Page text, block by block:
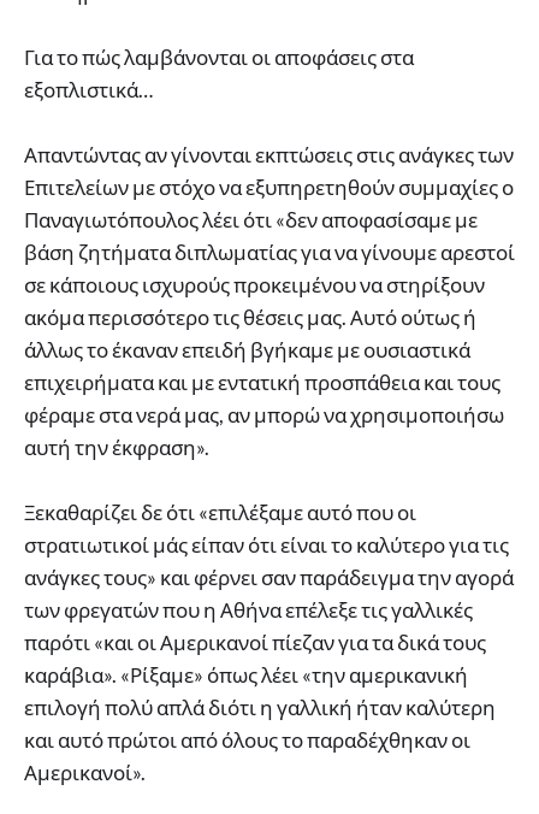
Για το πώς λαμβάνονται οι αποφάσεις στα
εξοπλιστικά…
Απαντώντας αν γίνονται εκπτώσεις στις ανάγκες των
Επιτελείων με στόχο να εξυπηρετηθούν συμμαχίες ο
Παναγιωτόπουλος λέει ότι «δεν αποφασίσαμε με
βάση ζητήματα διπλωματίας για να γίνουμε αρεστοί
σε κάποιους ισχυρούς προκειμένου να στηρίξουν
ακόμα περισσότερο τις θέσεις μας. Αυτό ούτως ή
άλλως το έκαναν επειδή βγήκαμε με ουσιαστικά
επιχειρήματα και με εντατική προσπάθεια και τους
φέραμε στα νερά μας, αν μπορώ να χρησιμοποιήσω
αυτή την έκφραση».
Ξεκαθαρίζει δε ότι «επιλέξαμε αυτό που οι
στρατιωτικοί μάς είπαν ότι είναι το καλύτερο για τις
ανάγκες τους» και φέρνει σαν παράδειγμα την αγορά
των φρεγατών που η Αθήνα επέλεξε τις γαλλικές
παρότι «και οι Αμερικανοί πίεζαν για τα δικά τους
καράβια». «Ρίξαμε» όπως λέει «την αμερικανική
επιλογή πολύ απλά διότι η γαλλική ήταν καλύτερη
και αυτό πρώτοι από όλους το παραδέχθηκαν οι
Αμερικανοί».